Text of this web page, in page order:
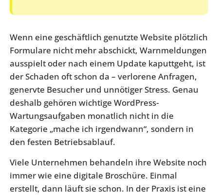
Wenn eine geschäftlich genutzte Website plötzlich
Formulare nicht mehr abschickt, Warnmeldungen
ausspielt oder nach einem Update kaputtgeht, ist
der Schaden oft schon da – verlorene Anfragen,
genervte Besucher und unnötiger Stress. Genau
deshalb gehören wichtige WordPress-
Wartungsaufgaben monatlich nicht in die
Kategorie „mache ich irgendwann“, sondern in
den festen Betriebsablauf.
Viele Unternehmen behandeln ihre Website noch
immer wie eine digitale Broschüre. Einmal
erstellt, dann läuft sie schon. In der Praxis ist eine